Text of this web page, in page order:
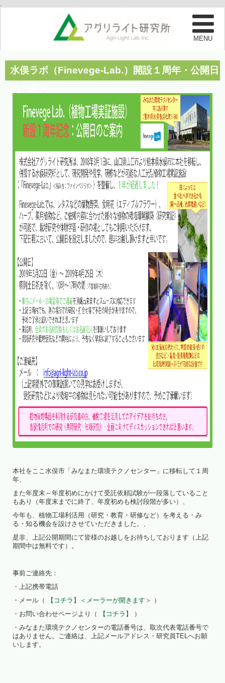
.
水俣ラボ（Finevege-Lab.）開設１周年・公開日
本社をここ水俣市「みなまた環境テクノセンター」に移転して１周
年、
また年度末～年度初めにかけて受託依頼試験が一段落していること
もあり（年度末までに終了、年度初めも検討段階が多い）、
今年も、植物工場利活用（研究・教育・研修など）を考える・み
る・知る機会を設けさせていただきました。、
是非、上記公開期間にて皆様のお越しをお待ちしております（上記
期間中は無料です）。
事前ご連絡先：
・上記携帯電話
・メール（
【コチラ】＜メーラーが開きます＞ ）
・お問い合わせページより（
【コチラ】
）
・みなまた環境テクノセンターの電話番号は、取次代表電話番号で
はありません。ご連絡は、上記メールアドレス・研究員TELへお願
いします。